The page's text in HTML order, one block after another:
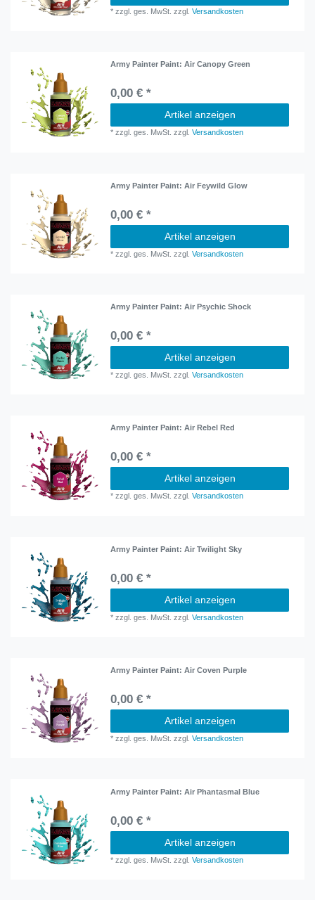
*zzgl. ges. MwSt. zzgl.Versandkosten
Army Painter Paint: Air Canopy Green
0,00 € *
Artikel anzeigen
*zzgl. ges. MwSt. zzgl.Versandkosten
Army Painter Paint: Air Feywild Glow
0,00 € *
Artikel anzeigen
*zzgl. ges. MwSt. zzgl.Versandkosten
Army Painter Paint: Air Psychic Shock
0,00 € *
Artikel anzeigen
*zzgl. ges. MwSt. zzgl.Versandkosten
Army Painter Paint: Air Rebel Red
0,00 € *
Artikel anzeigen
*zzgl. ges. MwSt. zzgl.Versandkosten
Army Painter Paint: Air Twilight Sky
0,00 € *
Artikel anzeigen
*zzgl. ges. MwSt. zzgl.Versandkosten
Army Painter Paint: Air Coven Purple
0,00 € *
Artikel anzeigen
*zzgl. ges. MwSt. zzgl.Versandkosten
Army Painter Paint: Air Phantasmal Blue
0,00 € *
Artikel anzeigen
*zzgl. ges. MwSt. zzgl.Versandkosten